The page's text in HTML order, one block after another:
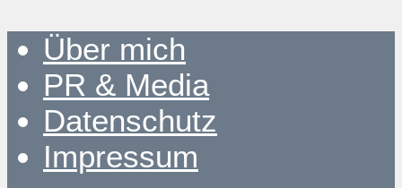
Über mich
PR & Media
Datenschutz
Impressum